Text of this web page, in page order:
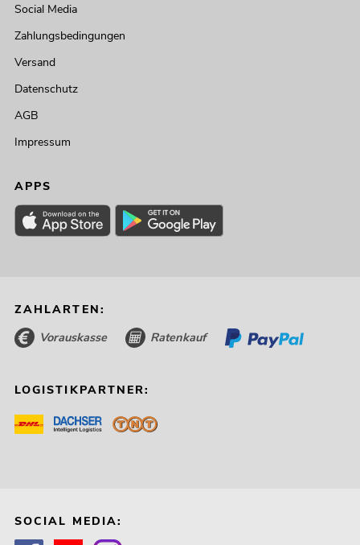
Social Media
Zahlungsbedingungen
Versand
Datenschutz
AGB
Impressum
APPS
ZAHLARTEN:
Vorauskasse Ratenkauf
LOGISTIKPARTNER:
SOCIAL MEDIA: